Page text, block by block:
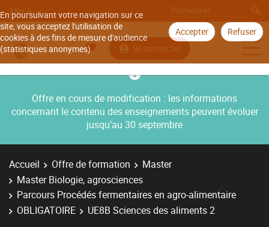
En poursuivant votre navigation sur ce
site, vous acceptez l'utilisation de
cookies à des fins de mesure d'audience
(statistiques anonymes).
Accepter Refuser
Aller à
Se connecter
Offre en cours de modification : les informations
concernant le contenu des enseignements peuvent évoluer
jusqu’au 30 septembre
Accueil Offre de formation
Master
Master Biologie, agrosciences
Parcours Procédés fermentaires en agro-alimentaire
OBLIGATOIRE
UE8B Sciences des aliments 2